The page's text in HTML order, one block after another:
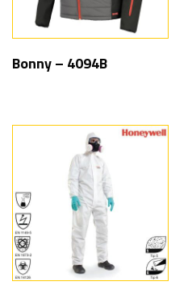
Bonny – 4094B